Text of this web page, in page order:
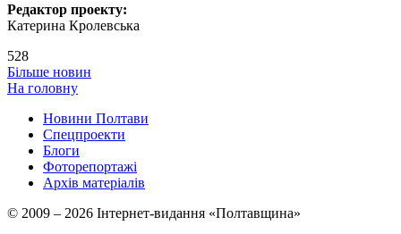
Редактор проекту:
Катерина Кролевська
528
Більше новин
На головну
Новини Полтави
Спецпроекти
Блоги
Фоторепортажі
Архів матеріалів
© 2009 – 2026 Інтернет-видання «Полтавщина»